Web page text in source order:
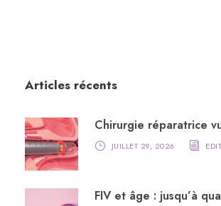
Articles récents
Chirurgie réparatrice
JUILLET 29, 2026
FIV et âge : jusqu’à